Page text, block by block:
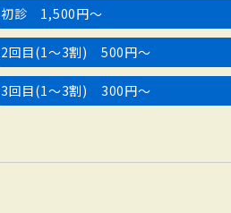
初診 1,500円〜
2回目(1〜3割) 500円〜
3回目(1〜3割) 300円〜